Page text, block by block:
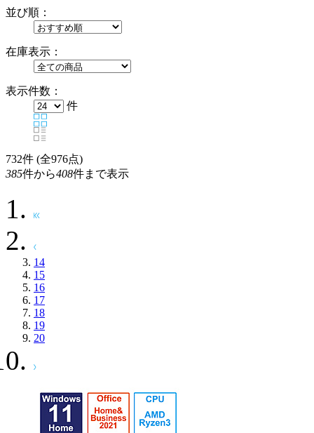
並び順：
在庫表示：
表示件数：
件
732件 (全976点)
385件から408件まで表示
14
15
16
17
18
19
20